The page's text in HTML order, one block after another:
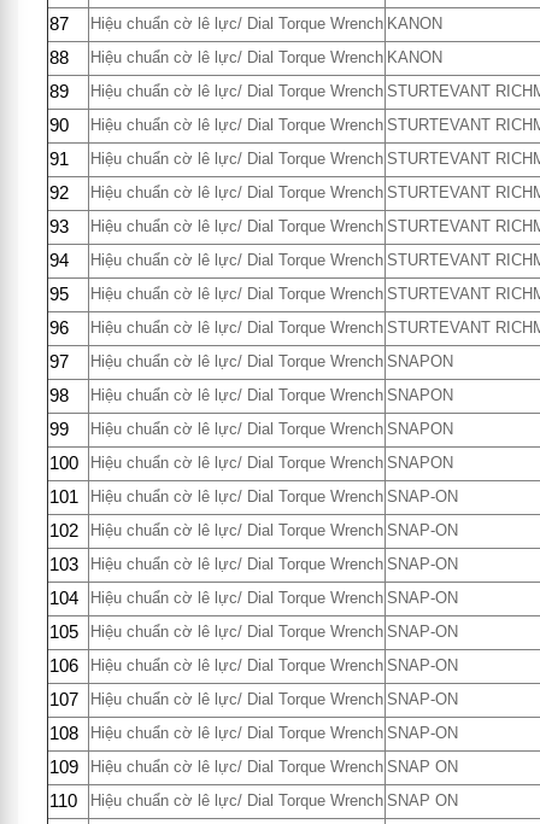
87 Hiệu chuẩn cờ lê lực/ Dial Torque Wrench KANON
88 Hiệu chuẩn cờ lê lực/ Dial Torque Wrench KANON
89 Hiệu chuẩn cờ lê lực/ Dial Torque Wrench STURTEVANT
90 Hiệu chuẩn cờ lê lực/ Dial Torque Wrench STURTEVANT
91 Hiệu chuẩn cờ lê lực/ Dial Torque Wrench STURTEVANT
92 Hiệu chuẩn cờ lê lực/ Dial Torque Wrench STURTEVANT
93 Hiệu chuẩn cờ lê lực/ Dial Torque Wrench STURTEVANT
94 Hiệu chuẩn cờ lê lực/ Dial Torque Wrench STURTEVANT
95 Hiệu chuẩn cờ lê lực/ Dial Torque Wrench STURTEVANT
96 Hiệu chuẩn cờ lê lực/ Dial Torque Wrench STURTEVANT
97 Hiệu chuẩn cờ lê lực/ Dial Torque Wrench SNAPON
98 Hiệu chuẩn cờ lê lực/ Dial Torque Wrench SNAPON
99 Hiệu chuẩn cờ lê lực/ Dial Torque Wrench SNAPON
100 Hiệu chuẩn cờ lê lực/ Dial Torque Wrench SNAPON
101 Hiệu chuẩn cờ lê lực/ Dial Torque Wrench SNAP-ON
102 Hiệu chuẩn cờ lê lực/ Dial Torque Wrench SNAP-ON
103 Hiệu chuẩn cờ lê lực/ Dial Torque Wrench SNAP-ON
104 Hiệu chuẩn cờ lê lực/ Dial Torque Wrench SNAP-ON
105 Hiệu chuẩn cờ lê lực/ Dial Torque Wrench SNAP-ON
106 Hiệu chuẩn cờ lê lực/ Dial Torque Wrench SNAP-ON
107 Hiệu chuẩn cờ lê lực/ Dial Torque Wrench SNAP-ON
108 Hiệu chuẩn cờ lê lực/ Dial Torque Wrench SNAP-ON
109 Hiệu chuẩn cờ lê lực/ Dial Torque Wrench SNAP ON
110 Hiệu chuẩn cờ lê lực/ Dial Torque Wrench SNAP ON